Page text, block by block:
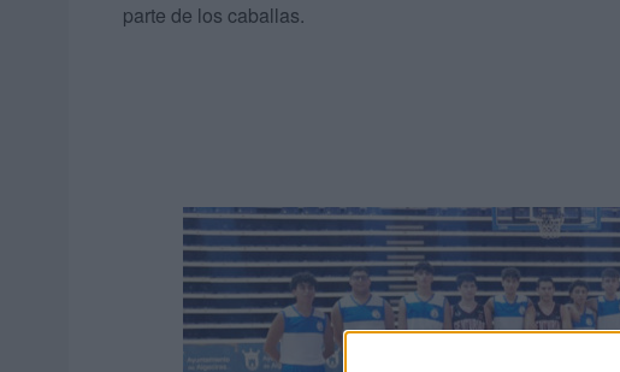
parte de los caballas.